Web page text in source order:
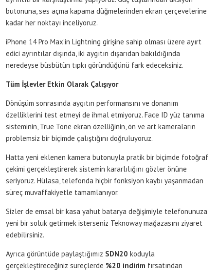
butonuna, ses açma kapama düğmelerinden ekran çerçevelerine
kadar her noktayı inceliyoruz.
iPhone 14 Pro Max’in Lightning girişine sahip olması üzere ayırt
edici ayrıntılar dışında, iki aygıtın dışarıdan bakıldığında
neredeyse büsbütün tıpkı göründüğünü fark edeceksiniz.
Tüm İşlevler Etkin Olarak Çalışıyor
Dönüşüm sonrasında aygıtın performansını ve donanım
özelliklerini test etmeyi de ihmal etmiyoruz. Face ID yüz tanıma
sisteminin, True Tone ekran özelliğinin, ön ve art kameraların
problemsiz bir biçimde çalıştığını doğruluyoruz.
Hatta yeni eklenen kamera butonuyla pratik bir biçimde fotoğraf
çekimi gerçekleştirerek sistemin kararlılığını gözler önüne
seriyoruz. Hülasa, telefonda hiçbir fonksiyon kaybı yaşanmadan
süreç muvaffakiyetle tamamlanıyor.
Sizler de emsal bir kasa yahut batarya değişimiyle telefonunuza
yeni bir soluk getirmek isterseniz Teknoway mağazasını ziyaret
edebilirsiniz.
Ayrıca görüntüde paylaştığımız SDN20 koduyla
gerçekleştireceğiniz süreçlerde %20 indirim fırsatından